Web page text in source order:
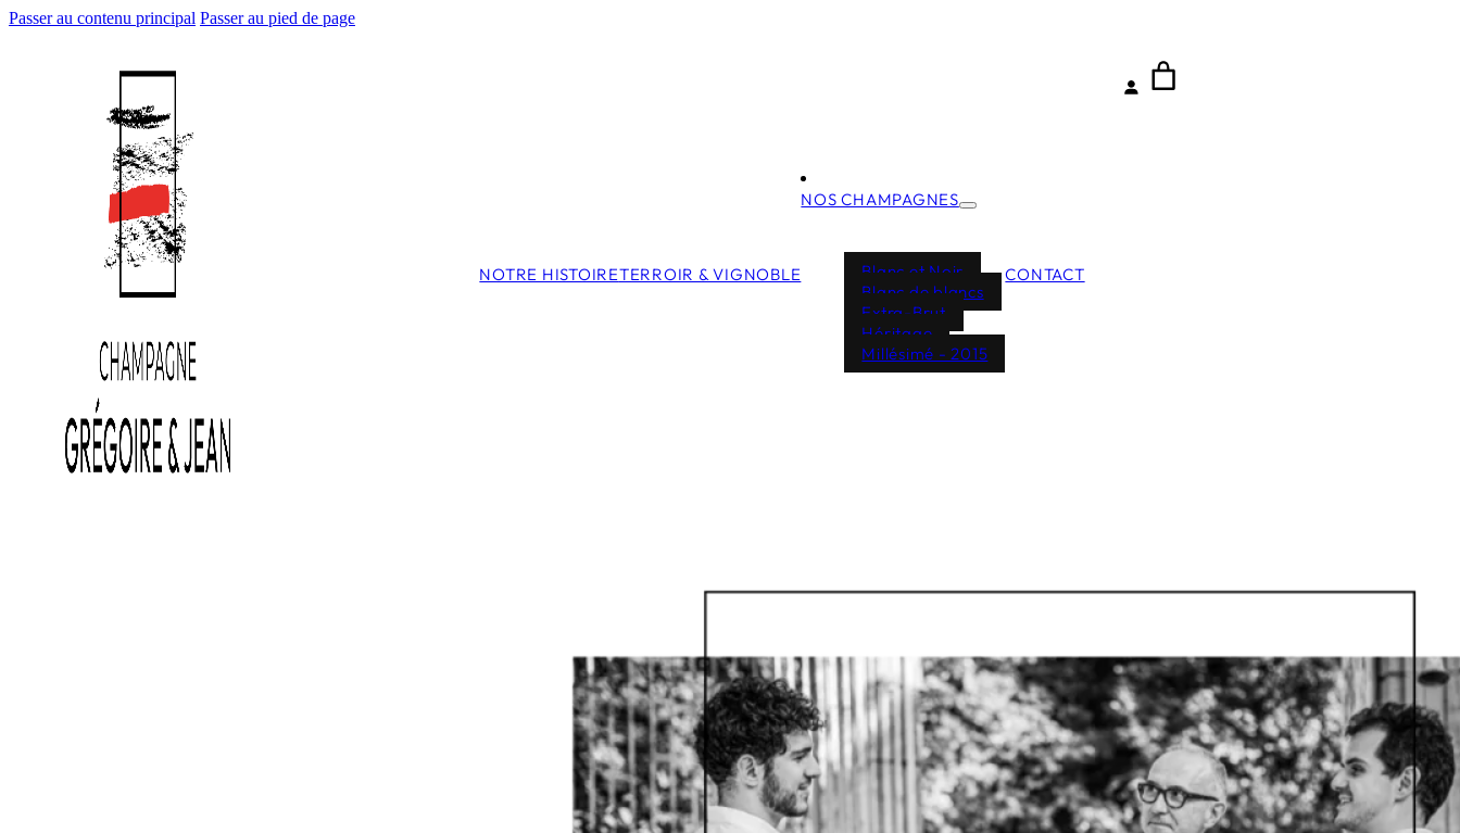
Passer au contenu principal Passer au pied de page
NOTRE HISTOIRETERROIR & VIGNOBLE
NOS CHAMPAGNES
Blanc et Noir
Blanc de blancs
Extra-Brut
Héritage
Millésimé - 2015
CONTACT